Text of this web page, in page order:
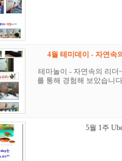
4월 테미데이 - 자연속
테마놀이 - 자연속의 리
를 통해 경험해 보았습니
5월 1주